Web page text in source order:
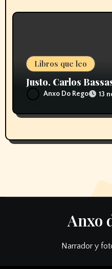
Libros que leo
Justo. Carlos
Anxo Do Rego 13
Anxo
Narrador y